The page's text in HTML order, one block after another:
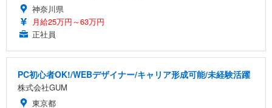
神奈川県
月給25万円～63万円
正社員
PC初心者OK!/WEBデザイナー/キャリア形成可能/未経験活躍
株式会社GUM
東京都